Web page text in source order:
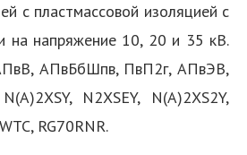
с пластмассовой изоляцией с
на напряжение 10, 20 и 35 кВ.
АПвБбШпв, ПвП2г, АПвЭВ,
N2XSEY, N(A)2XS2Y,
RG70RNR.